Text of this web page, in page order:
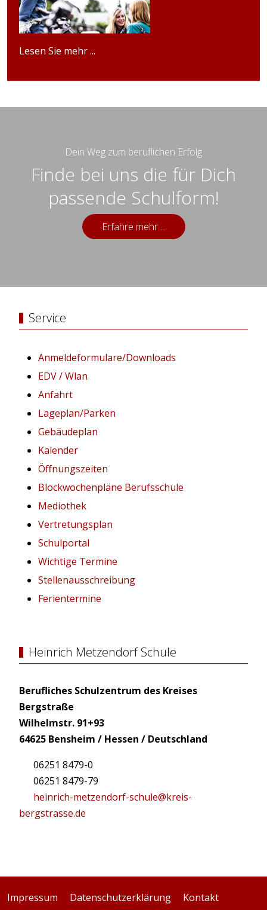
Lesen Sie mehr ...
Dein Weg zum beruflichen Erfolg
Finde bei uns die für Dich
passende Schulform!
Erfahre mehr ...
Service
Anmeldeformulare/Downloads
EDV / Wlan
Anfahrt
Lageplan/Parken
Gebäudeplan
Kalender
Öffnungszeiten
Blockwochenpläne Berufsschule
Mediothek
Vertretungsplan
Schulportal
Wichtige Termine
Stellenausschreibung
Ferientermine
Heinrich Metzendorf Schule
Berufliches Schulzentrum des Kreises
Bergstraße
Wilhelmstr. 91+93
64625 Bensheim / Hessen / Deutschland
06251 8479-0
06251 8479-79
heinrich-metzendorf-schule@kreis-
bergstrasse.de
Impressum Datenschutzerklärung
Kontakt